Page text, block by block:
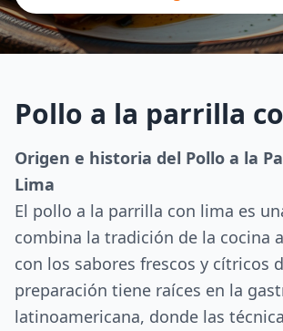
Pollo a la parrilla
Origen e historia del Pollo a la
Lima
El pollo a la parrilla con lima es
combina la tradición de la cocina
con los sabores frescos y cítricos
preparación tiene raíces en la
latinoamericana, donde las